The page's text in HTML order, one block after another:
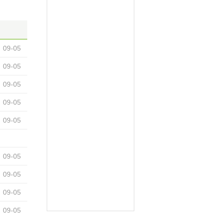
09-05
09-05
09-05
09-05
09-05
09-05
09-05
09-05
09-05